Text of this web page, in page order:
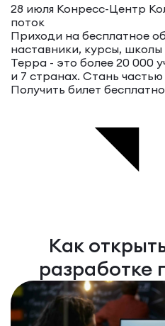
28 июля Конресс-Центр
поток
Приходи на бесплатное
наставники, курсы, школы
Терра - это более 20 000
и 7 странах. Стань
Получить билет бесплатно
Как
разработке